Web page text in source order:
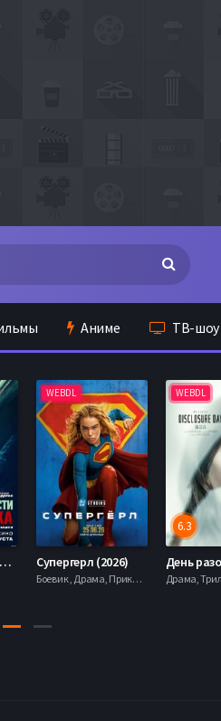
Аниме ТВ-шоу
Во власти страха (2026)
WEBDL
Супергерл (2026)
Боевик , Драма, Приключения, Фантастика,
WEBDL
6.3